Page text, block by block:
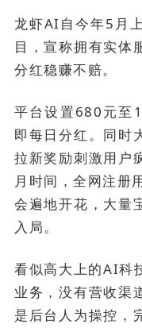
龙虾AI自今年5月
目，宣称拥有实体
分红稳赚不赔。
平台设置680元至
即每日分红。同时
拉新奖励刺激用户
月时间，全网注册
会遍地开花，大量
入局。
看似高大上的AI科
业务，没有营收渠
是后台人为操控，